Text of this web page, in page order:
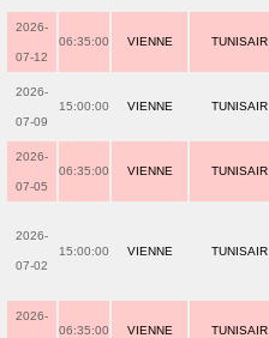
2026-
07-12
06:35:00 VIENNE TUNISAIR
2026-
07-09
15:00:00 VIENNE TUNISAIR
2026-
07-05
06:35:00 VIENNE TUNISAIR
2026-
07-02
15:00:00 VIENNE TUNISAIR
2026-
06:35:00 VIENNE TUNISAIR